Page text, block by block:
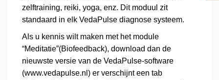
zelftraining, reiki, yoga, enz. Dit moduul zit
standaard in elk VedaPulse diagnose systeem.
Als u kennis wilt maken met het module
“Meditatie”(Biofeedback), download dan de
nieuwste versie van de VedaPulse-software
(www.vedapulse.nl ) er verschijnt een tab